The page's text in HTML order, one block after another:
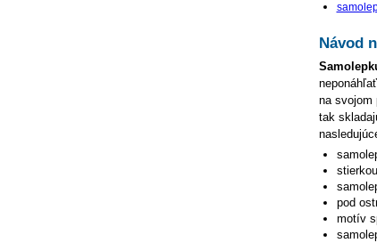
Návod
na svojom
tak
pod
motív